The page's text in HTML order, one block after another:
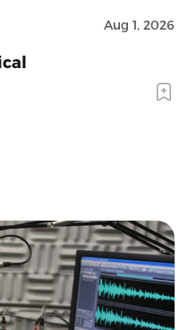
Aug 1, 2026